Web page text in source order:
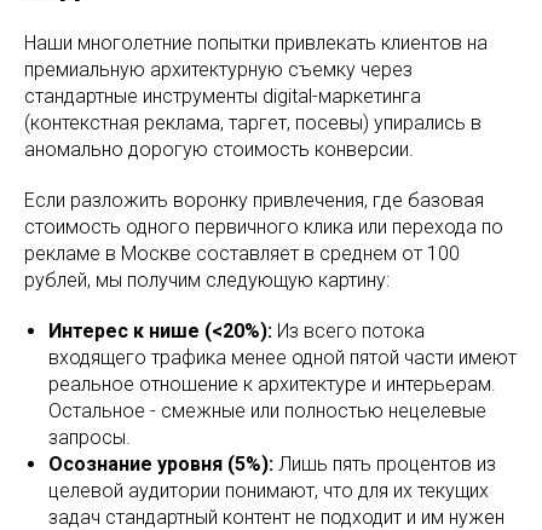
Наши многолетние попытки привлекать клиентов на
премиальную архитектурную съемку через
стандартные инструменты digital-маркетинга
(контекстная реклама, таргет, посевы) упирались в
аномально дорогую стоимость конверсии.
Если разложить воронку привлечения, где базовая
стоимость одного первичного клика или перехода по
рекламе в Москве составляет в среднем от 100
рублей, мы получим следующую картину:
Интерес к нише (<20%): Из всего потока
входящего трафика менее одной пятой части имеют
реальное отношение к архитектуре и интерьерам.
Остальное - смежные или полностью нецелевые
запросы.
Осознание уровня (5%): Лишь пять процентов из
целевой аудитории понимают, что для их текущих
задач стандартный контент не подходит и им нужен